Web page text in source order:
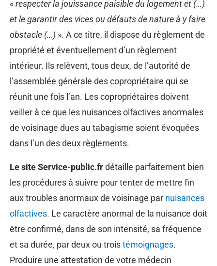
«respecter la jouissance paisible du logement et (…)
et le garantir des vices ou défauts de nature à y faire
obstacle (…) ». A ce titre, il dispose du règlement de
propriété et éventuellement d’un règlement
intérieur. Ils relèvent, tous deux, de l’autorité de
l’assemblée générale des copropriétaire qui se
réunit une fois l’an. Les copropriétaires doivent
veiller à ce que les nuisances olfactives anormales
de voisinage dues au tabagisme soient évoquées
dans l’un des deux règlements.
Le site Service-public.frdétaille parfaitement bien
les procédures à suivre pour tenter de mettre fin
aux troubles anormaux de voisinage par nuisances
olfactives. Le caractère anormal de la nuisance doit
être confirmé, dans de son intensité, sa fréquence
et sa durée, par deux ou troistémoignages.
Produire une attestation de votre médecin